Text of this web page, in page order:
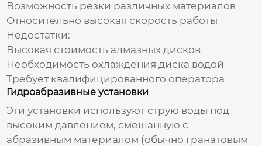
Возможность резки различных материалов
Относительно высокая скорость работы
Недостатки:
Высокая стоимость алмазных дисков
Необходимость охлаждения диска водой
Требует квалифицированного оператора
Гидроабразивные установки
Эти установки используют струю воды под
высоким давлением, смешанную с
абразивным материалом (обычно гранатовым